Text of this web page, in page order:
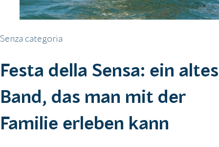
Senza categoria
Festa della Sensa: ein altes
Band, das man mit der
Familie erleben kann